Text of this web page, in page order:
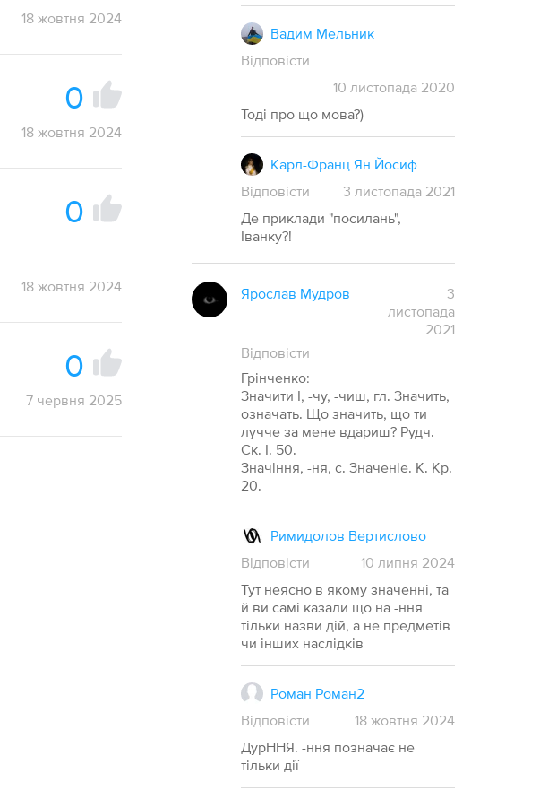
18 жовтня 2024
0
18 жовтня 2024
0
18 жовтня 2024
0
7 червня 2025
Вадим Мельник
Відповісти
10 листопада 2020
Тоді про що мова?)
Карл-Франц Ян Йосиф
Відповісти
3 листопада 2021
Де приклади "посилань",
Іванку?!
Ярослав Мудров
3
листопада
2021
Відповісти
Грiнченко:
Значити I, -чу, -чиш, гл. Значить,
означать. Що значить, що ти
лучче за мене вдариш? Рудч.
Ск. І. 50.
Значіння, -ня, с. Значеніе. К. Кр.
20.
Римидолов Вертислово
Відповісти
10 липня 2024
Тут неясно в якому значенні, та
й ви самі казали що на -ння
тільки назви дій, а не предметів
чи інших наслідків
Роман Роман2
Відповісти
18 жовтня 2024
ДурННЯ. -ння позначає не
тільки дії